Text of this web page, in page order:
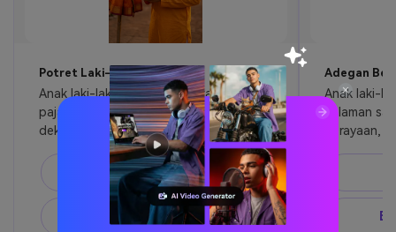
Potret Laki-laki Tradisional
Anak laki-laki kecil mengenakan kurta
pajama dan pheta saffron, berdiri di
dekat Gudi, memegang bunga,
pencahayaan perayaan yang cerah
SALIN
BUAT YANG SERUPA
Adegan
Anak laki-
halaman
perayaan,